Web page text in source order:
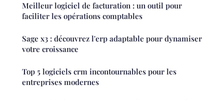
Meilleur logiciel de facturation : un outil pour
faciliter les opérations comptables
Sage x3 : découvrez l'erp adaptable pour dynamiser
votre croissance
Top 5 logiciels crm incontournables pour les
entreprises modernes